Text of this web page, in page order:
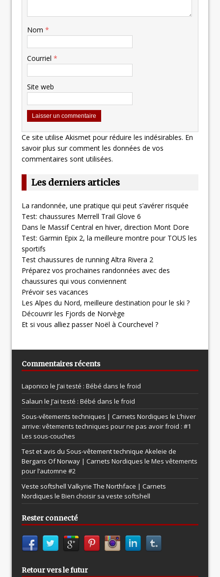
Nom *
Courriel *
Site web
Ce site utilise Akismet pour réduire les indésirables. En
savoir plus sur comment les données de vos
commentaires sont utilisées.
Les derniers articles
La randonnée, une pratique qui peut s’avérer risquée
Test: chaussures Merrell Trail Glove 6
Dans le Massif Central en hiver, direction Mont Dore
Test: Garmin Epix 2, la meilleure montre pour TOUS les
sportifs
Test chaussures de running Altra Rivera 2
Préparez vos prochaines randonnées avec des
chaussures qui vous conviennent
Prévoir ses vacances
Les Alpes du Nord, meilleure destination pour le ski ?
Découvrir les Fjords de Norvège
Et si vous alliez passer Noël à Courchevel ?
Commentaires récents
Laponico le J’ai testé : Bébé dans le froid
Salaun le J’ai testé : Bébé dans le froid
Sous-vêtements techniques | Carnets Nordiques le L’hiver
arrive: vêtements techniques pour ne pas avoir froid : #1
Les sous-couches
Test et avis du Sous-vêtement technique Akeleie de
Bergans Of Norway | Carnets Nordiques le Mes vêtements
pour l’automne #2
Veste softshell Valkyrie The Northface | Carnets
Nordiques le Bien choisir sa veste softshell
Rester connecté
Retour vers le futur